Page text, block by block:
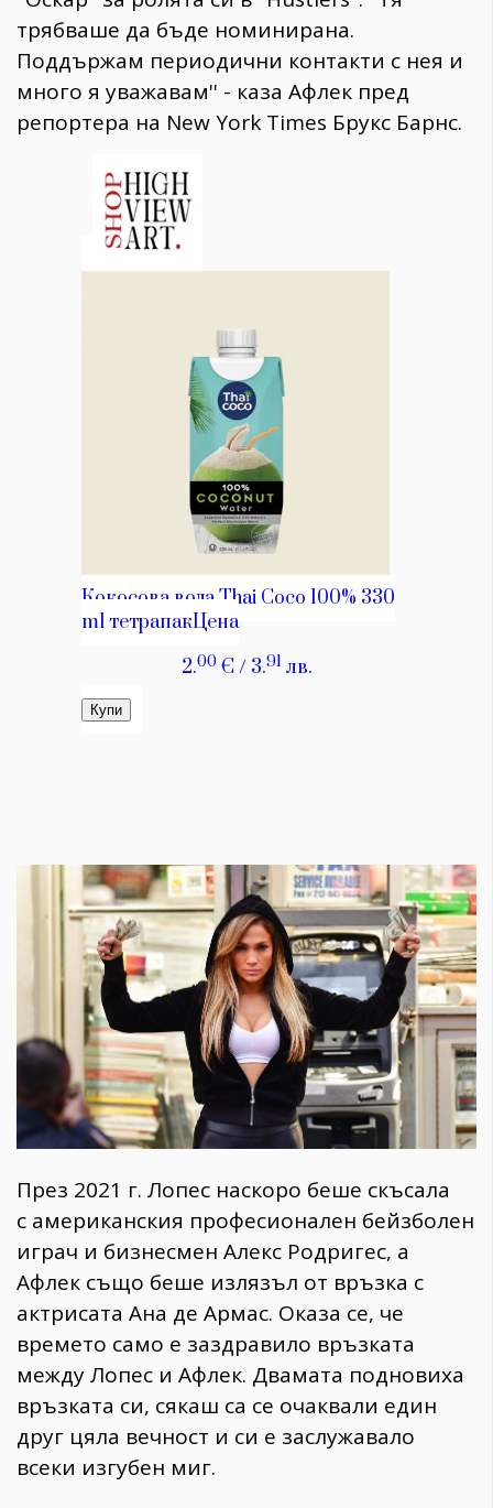
трябваше да бъде номинирана.
Поддържам периодични контакти с нея и
много я уважавам'' - каза Афлек пред
репортера на New York Times Брукс Барнс.
През 2021 г. Лопес наскоро беше скъсала
с американския професионален бейзболен
играч и бизнесмен Алекс Родригес, а
Афлек също беше излязъл от връзка с
актрисата Ана де Армас. Оказа се, че
времето само е заздравило връзката
между Лопес и Афлек. Двамата подновиха
връзката си, сякаш са се очаквали един
друг цяла вечност и си е заслужавало
всеки изгубен миг.